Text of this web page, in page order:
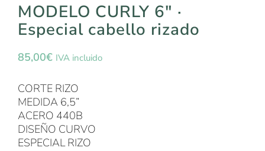
MODELO CURLY 6″ ·
Especial cabello rizado
85,00€ IVA incluido
CORTE RIZO
MEDIDA 6,5”
ACERO 440B
DISEÑO CURVO
ESPECIAL RIZO